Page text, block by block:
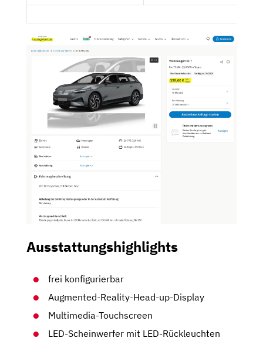
Ausstattungshighlights
frei konfigurierbar
Augmented-Reality-Head-up-Display
Multimedia-Touchscreen
LED-Scheinwerfer mit LED-Rückleuchten